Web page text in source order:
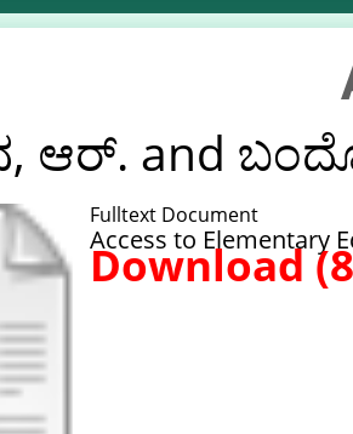
ಆರ್. and
Fulltext Document
Access to Elementary
Download